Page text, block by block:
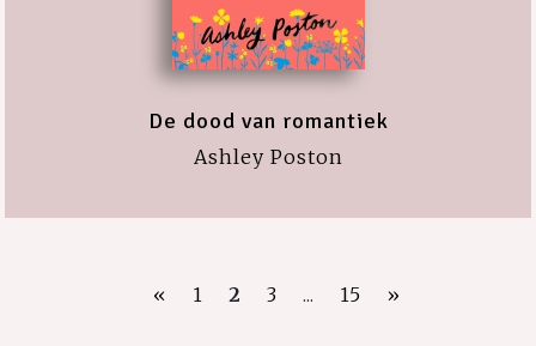
De dood van romantiek
Ashley Poston
« 1 2 3 ... 15 »